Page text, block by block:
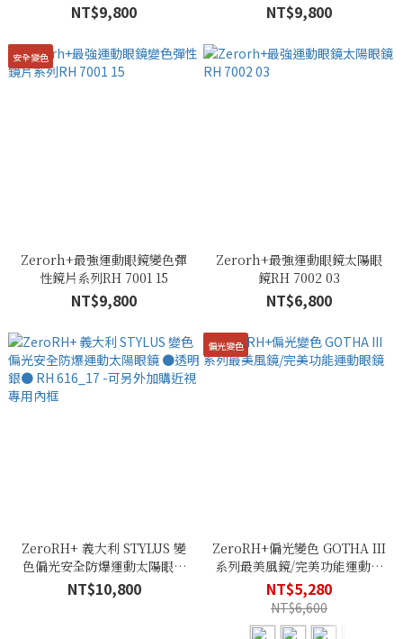
NT$9,800 NT$9,800
安全變色
Zerorh+最強運動眼鏡變色彈
性鏡片系列RH 7001 15
NT$9,800
Zerorh+最強運動眼鏡太陽眼
鏡RH 7002 03
NT$6,800
ZeroRH+ 義大利 STYLUS 變
色偏光安全防爆運動太陽眼鏡
●透明銀● RH 616_17 -可另外
加購近視專用內框
NT$10,800
偏光變色
ZeroRH+偏光變色 GOTHA III
系列最美風鏡/完美功能運動眼
鏡
NT$5,280
NT$6,600